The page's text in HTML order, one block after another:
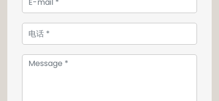
Contactez notre agence au 26 54 17 17.